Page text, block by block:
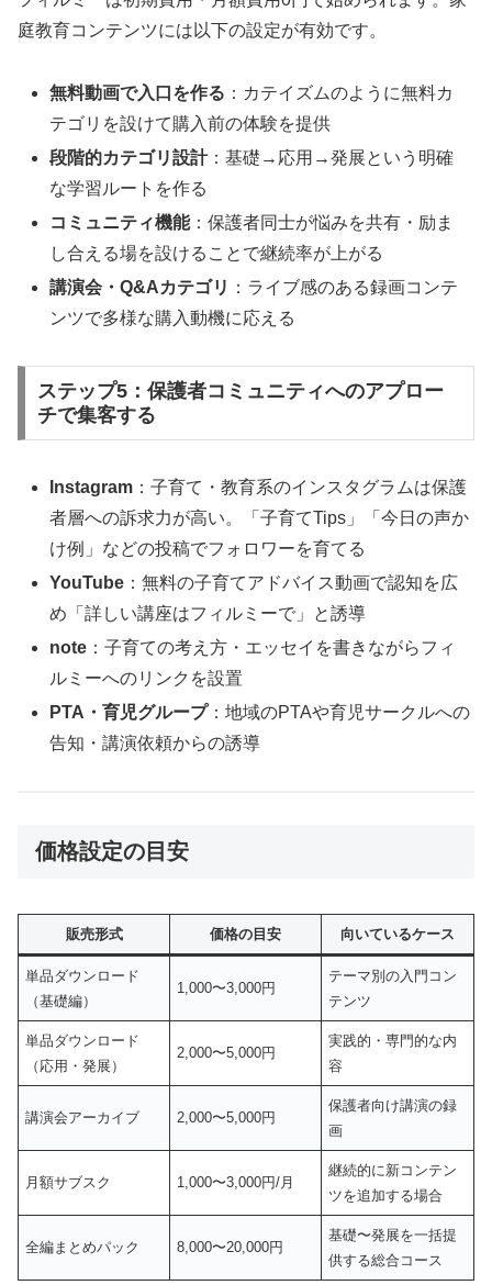
庭教育コンテンツには以下の設定が有効です。
無料動画で入口を作る ：カテイズムのように無料カ
テゴリを設けて購入前の体験を提供
段階的カテゴリ設計：基礎→応用→発展という明確
な学習ルートを作る
コミュニティ機能：保護者同士が悩みを共有・励ま
し合える場を設けることで継続率が上がる
講演会・Q&Aカテゴリ ：ライブ感のある録画コンテ
ンツで多様な購入動機に応える
ステップ5：保護者コミュニティへのアプロー
チで集客する
Instagram ：子育て・教育系のインスタグラムは保護
者層への訴求力が高い。「子育てTips」「今日の声か
け例」などの投稿でフォロワーを育てる
YouTube ：無料の子育てアドバイス動画で認知を広
め「詳しい講座はフィルミーで」と誘導
note ：子育ての考え方・エッセイを書きながらフィ
ルミーへのリンクを設置
PTA・育児グループ：地域のPTAや育児サークルへの
告知・講演依頼からの誘導
価格設定の目安
販売形式 価格の目安 向いているケース
単品ダウンロード
（基礎編）
1,000〜3,000円
テーマ別の入門コン
テンツ
単品ダウンロード
（応用・発展）
2,000〜5,000円
実践的・専門的な内
容
講演会アーカイブ 2,000〜5,000円
保護者向け講演の録
画
月額サブスク 1,000〜3,000円/月
継続的に新コンテン
ツを追加する場合
全編まとめパック 8,000〜20,000円
基礎〜発展を一括提
供する総合コース